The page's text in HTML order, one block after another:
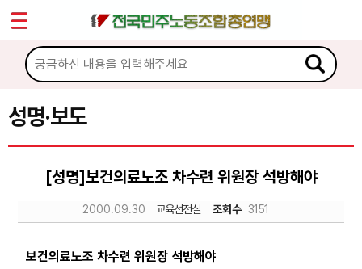
성명·보도
[성명]보건의료노조 차수련 위원장 석방해야
2000.09.30 교육선전실 조회수 3151
보건의료노조 차수련 위원장 석방해야
마이페이지
소개
소식
공지사항
성명·보도
노동상담
Sketchbook5, 스케치북5
Sketchbook5, 스케치북5